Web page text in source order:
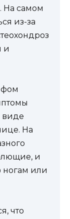
На самом
из-за
и
виде
На
и
ногам или
что